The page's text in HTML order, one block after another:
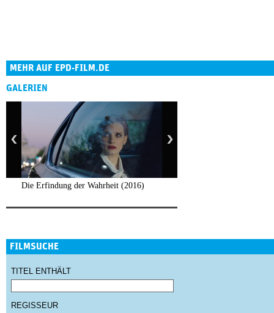
MEHR AUF EPD-FILM.DE
GALERIEN
Die Erfindung der Wahrheit (2016)
FILMSUCHE
TITEL ENTHÄLT
REGISSEUR